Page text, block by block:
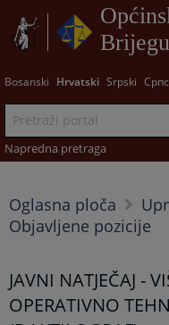
Brijegu
Bosanski Hrvatski Srpski
Napredna pretraga
Oglasna ploča
Objavljene pozicije
JAVNI NATJEČAJ -
OPERATIVNO